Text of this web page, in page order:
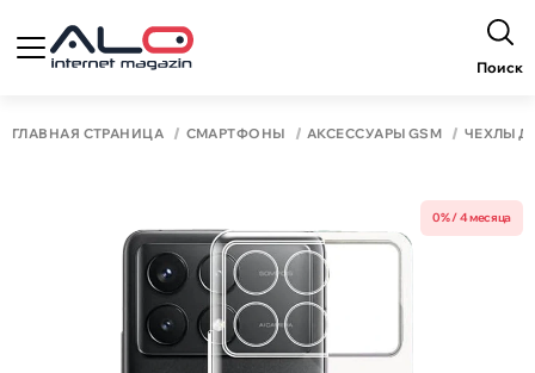
Поиск
ГЛАВНАЯ СТРАНИЦА СМАРТФОНЫ АКСЕССУАРЫ GSM ЧЕХЛЫ
0% / 4 месяца